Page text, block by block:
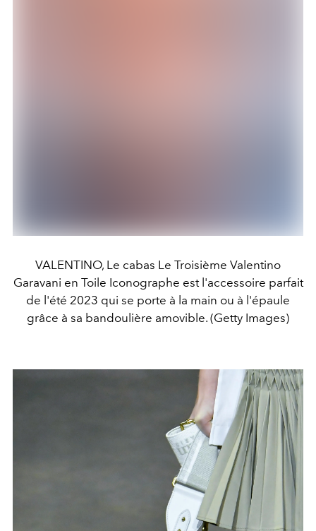
VALENTINO, Le cabas Le Troisième Valentino
Garavani en Toile Iconographe est l'accessoire parfait
de l'été 2023 qui se porte à la main ou à l'épaule
grâce à sa bandoulière amovible. (Getty Images)